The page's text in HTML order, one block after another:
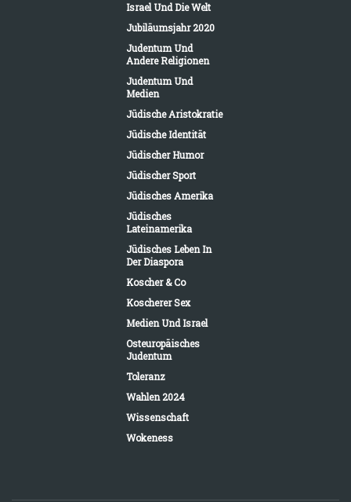
Israel Und Die Welt
Jubiläumsjahr 2020
Judentum Und
Andere Religionen
Judentum Und
Medien
Jüdische Aristokratie
Jüdische Identität
Jüdischer Humor
Jüdischer Sport
Jüdisches Amerika
Jüdisches
Lateinamerika
Jüdisches Leben In
Der Diaspora
Koscher & Co
Koscherer Sex
Medien Und Israel
Osteuropäisches
Judentum
Toleranz
Wahlen 2024
Wissenschaft
Wokeness